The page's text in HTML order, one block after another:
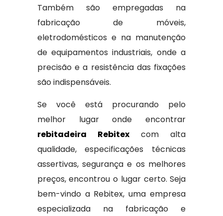
Também são empregadas na
fabricação de móveis,
eletrodomésticos e na manutenção
de equipamentos industriais, onde a
precisão e a resistência das fixações
são indispensáveis.
Se você está procurando pelo
melhor lugar onde encontrar
rebitadeira Rebitex com alta
qualidade, especificações técnicas
assertivas, segurança e os melhores
preços, encontrou o lugar certo. Seja
bem-vindo a Rebitex, uma empresa
especializada na fabricação e